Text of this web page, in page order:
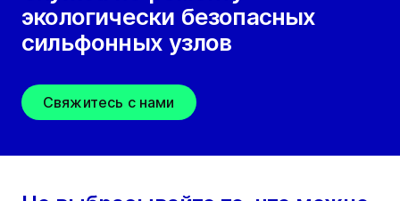
экологически безопасных
сильфонных узлов
Свяжитесь с нами